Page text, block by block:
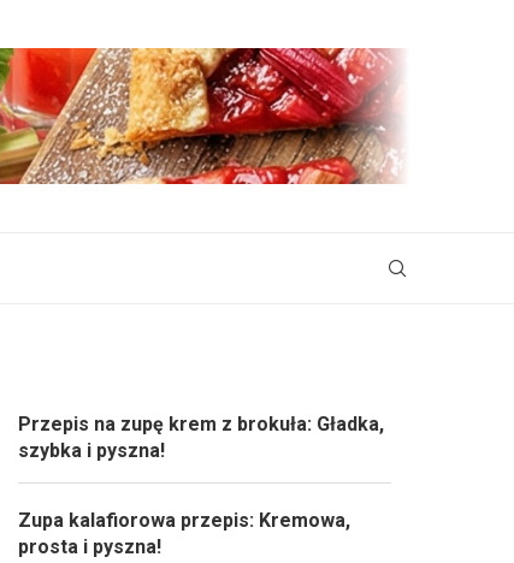
Przepis na zupę krem z brokuła: Gładka,
szybka i pyszna!
Zupa kalafiorowa przepis: Kremowa,
prosta i pyszna!